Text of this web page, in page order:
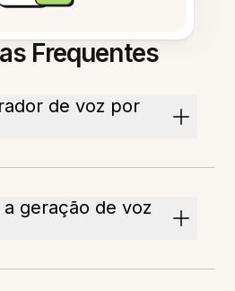
Frequentes
de voz por
geração de voz